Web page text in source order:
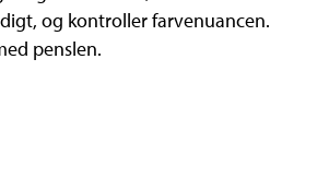
og kontroller farvenuancen.
penslen.